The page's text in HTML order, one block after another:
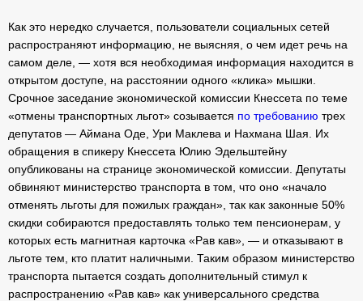
Как это нередко случается, пользователи социальных сетей
распространяют информацию, не выясняя, о чем идет речь на
самом деле, — хотя вся необходимая информация находится в
открытом доступе, на расстоянии одного «клика» мышки.
Срочное заседание экономической комиссии Кнессета по теме
«отмены транспортных льгот» созывается по требованию трех
депутатов — Аймана Оде, Ури Маклева и Нахмана Шая. Их
обращения в спикеру Кнессета Юлию Эдельштейну
опубликованы на странице экономической комиссии. Депутаты
обвиняют министерство транспорта в том, что оно «начало
отменять льготы для пожилых граждан», так как законные 50%
скидки собираются предоставлять только тем пенсионерам, у
которых есть магнитная карточка «Рав кав», — и отказывают в
льготе тем, кто платит наличными. Таким образом министерство
транспорта пытается создать дополнительный стимул к
распространению «Рав кав» как универсального средства